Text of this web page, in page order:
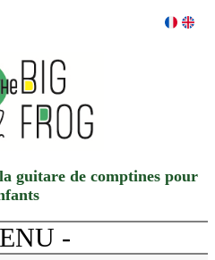
guitare de comptines pour
-